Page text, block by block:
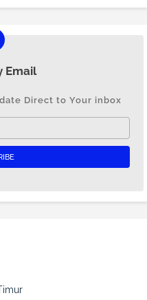
Email
Direct to Your inbox